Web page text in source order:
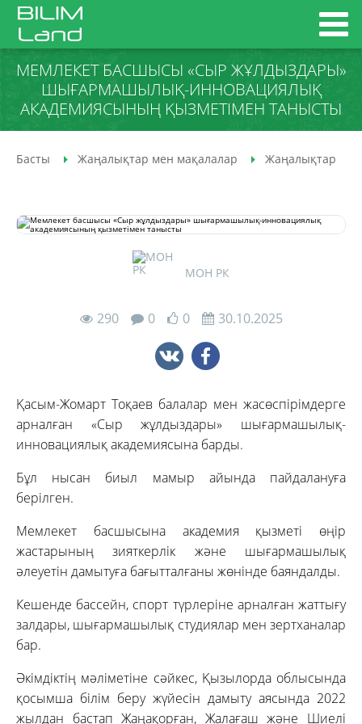
МЕМЛЕКЕТ БАСШЫСЫ «СЫР ЖҰЛДЫЗДАРЫ»
ШЫҒАРМАШЫЛЫҚ-ИННОВАЦИЯЛЫҚ
АКАДЕМИЯСЫНЫҢ ҚЫЗМЕТІМЕН ТАНЫСТЫ
Басты Жаңалықтар мен мақалалар Жаңалықтар
МОН РК
290 0 0 30.10.2025
Қасым-Жомарт Тоқаев балалар мен жасөспірімдерге
арналған «Сыр жұлдыздары» шығармашылық-
инновациялық академиясына барды.
Бұл нысан биыл мамыр айында пайдалануға
берілген.
Мемлекет басшысына академия қызметі өңір
жастарының зияткерлік және шығармашылық
әлеуетін дамытуға бағытталғаны жөнінде баяндалды.
Кешенде бассейн, спорт түрлеріне арналған жаттығу
залдары, шығармашылық студиялар мен зертханалар
бар.
Әкімдіктің мәліметіне сәйкес, Қызылорда облысында
қосымша білім беру жүйесін дамыту аясында 2022
жылдан бастап Жаңақорған, Жалағаш және Шиелі